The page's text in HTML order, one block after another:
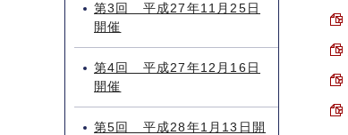
第3回 平成27年11月25日
開催
第4回 平成27年12月16日
開催
第5回 平成28年1月13日開